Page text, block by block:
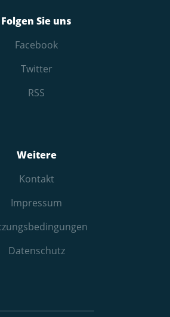
Folgen Sie uns
Facebook
Twitter
RSS
Weitere
Kontakt
Impressum
Datenschutz